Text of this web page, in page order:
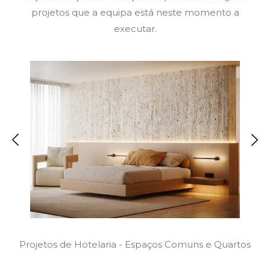
projetos que a equipa está neste momento a
executar.
Projetos de Hotelaria - Espaços Comuns e Quartos